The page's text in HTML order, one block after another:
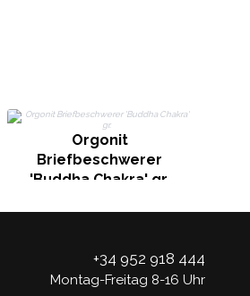
Orgonit
Briefbeschwerer
'Buddha Chakra' gr.
+34 952 918 444
Montag-Freitag 8-16 Uhr